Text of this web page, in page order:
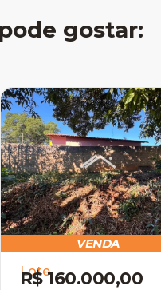
gostar:
VENDA
Lote
R$ 160.000,00